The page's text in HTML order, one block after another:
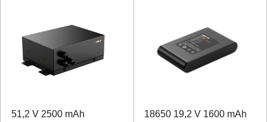
51,2 V 2500 mAh
18650 19,2 V 1600 mAh